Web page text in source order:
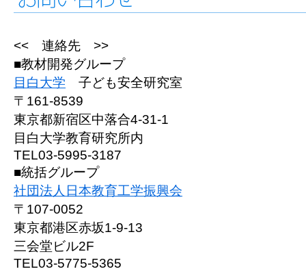
<< 連絡先 >>
■教材開発グループ
目白大学 子ども安全研究室
〒161-8539
東京都新宿区中落合4-31-1
目白大学教育研究所内
TEL03-5995-3187
■統括グループ
社団法人日本教育工学振興会
〒107-0052
東京都港区赤坂1-9-13
三会堂ビル2F
TEL03-5775-5365